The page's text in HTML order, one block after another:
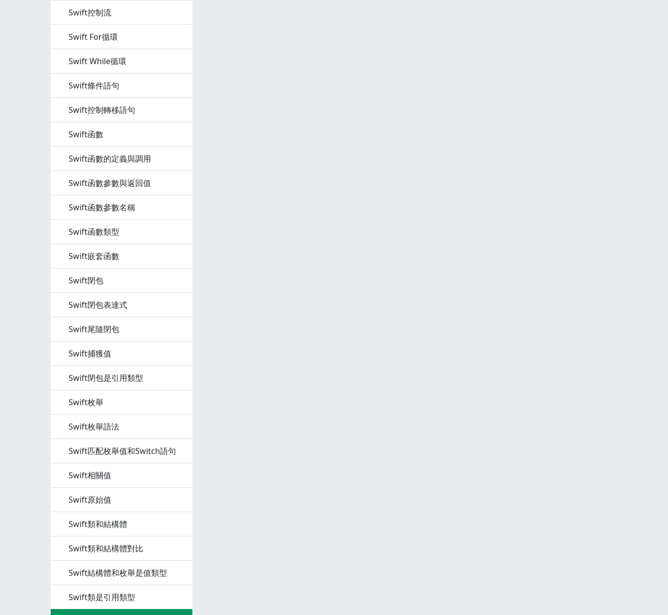
Swift控制流
Swift For循環
Swift While循環
Swift條件語句
Swift控制轉移語句
Swift函數
Swift函數的定義與調用
Swift函數參數與返回值
Swift函數參數名稱
Swift函數類型
Swift嵌套函數
Swift閉包
Swift閉包表達式
Swift尾隨閉包
Swift捕獲值
Swift閉包是引用類型
Swift枚舉
Swift枚舉語法
Swift匹配枚舉值和Switch語句
Swift相關值
Swift原始值
Swift類和結構體
Swift類和結構體對比
Swift結構體和枚舉是值類型
Swift類是引用類型